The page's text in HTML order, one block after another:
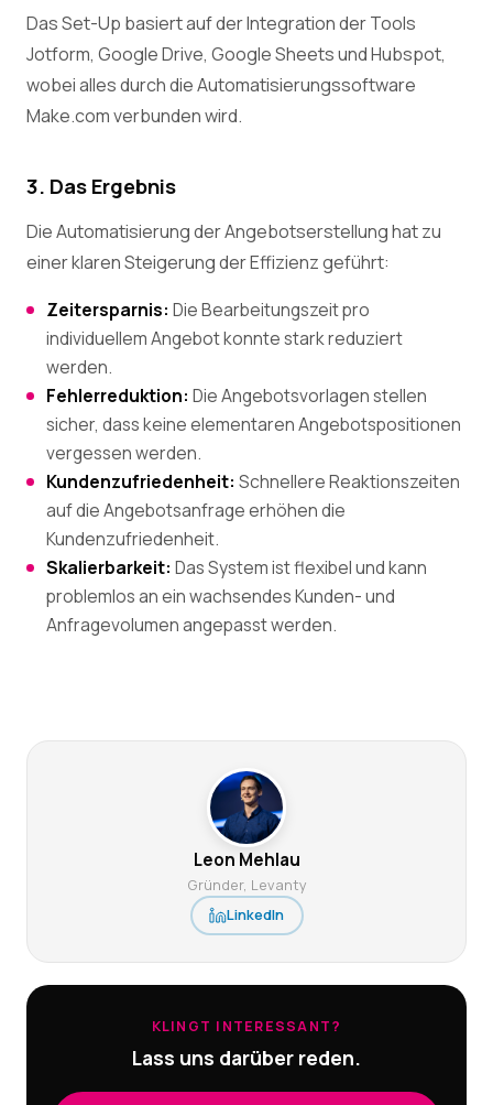
Das Set-Up basiert auf der Integration der Tools
Jotform, Google Drive, Google Sheets und Hubspot,
wobei alles durch die Automatisierungssoftware
Make.com verbunden wird.
3. Das Ergebnis
Die Automatisierung der Angebotserstellung hat zu
einer klaren Steigerung der Effizienz geführt:
Zeitersparnis: Die Bearbeitungszeit pro
individuellem Angebot konnte stark reduziert
werden.
Fehlerreduktion: Die Angebotsvorlagen stellen
sicher, dass keine elementaren Angebotspositionen
vergessen werden.
Kundenzufriedenheit: Schnellere Reaktionszeiten
auf die Angebotsanfrage erhöhen die
Kundenzufriedenheit.
Skalierbarkeit: Das System ist flexibel und kann
problemlos an ein wachsendes Kunden- und
Anfragevolumen angepasst werden.
Leon Mehlau
Gründer, Levanty
LinkedIn
KLINGT INTERESSANT?
Lass uns darüber reden.